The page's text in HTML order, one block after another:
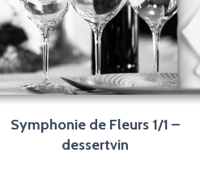
Symphonie de Fleurs 1/1 –
dessertvin